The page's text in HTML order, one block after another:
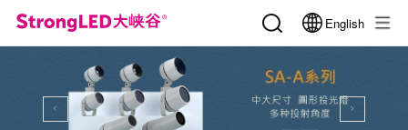
English